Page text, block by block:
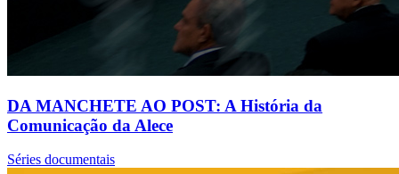
DA MANCHETE AO POST: A História da
Comunicação da Alece
Séries documentais